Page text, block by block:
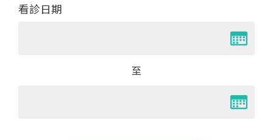
看診日期
至